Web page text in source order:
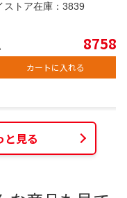
ストア在庫： 3839
8758
カートに入れる
と見る